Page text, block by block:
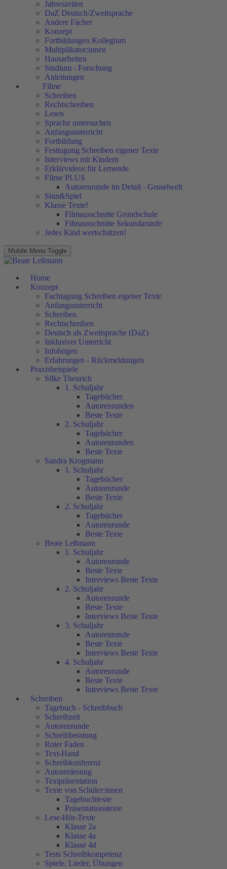
Jahreszeiten
DaZ Deutsch/Zweitsprache
Andere Fächer
Konzept
Fortbildungen Kollegium
Multiplikator:innen
Hausarbeiten
Studium - Forschung
Anleitungen
Filme
Schreiben
Rechtschreiben
Lesen
Sprache untersuchen
Anfangsunterricht
Fortbildung
Festtagung Schreiben eigener Texte
Interviews mit Kindern
Erklärvideos für Lernende
Filme PLUS
Autorenrunde im Detail - Gruselwelt
Sinn&Spiel
Klasse Texte!
Filmausschnitte Grundschule
Filmausschnitte Sekundarstufe
Jedes Kind wertschätzen!
Mobile Menu Toggle
Home
Konzept
Fachtagung Schreiben eigener Texte
Anfangsunterricht
Schreiben
Rechtschreiben
Deutsch als Zweitsprache (DaZ)
Inklusiver Unterricht
Infobögen
Erfahrungen - Rückmeldungen
Praxisbeispiele
Silke Theurich
1. Schuljahr
Tagebücher
Autorenrunden
Beste Texte
2. Schuljahr
Tagebücher
Autorenrunden
Beste Texte
Sandra Krogmann
1. Schuljahr
Tagebücher
Autorenrunde
Beste Texte
2. Schuljahr
Tagebücher
Autorenrunde
Beste Texte
Beate Leßmann
1. Schuljahr
Autorenrunde
Beste Texte
Interviews Beste Texte
2. Schuljahr
Autorenrunde
Beste Texte
Interviews Beste Texte
3. Schuljahr
Autorenrunde
Beste Texte
Interviews Beste Texte
4. Schuljahr
Autorenrunde
Beste Texte
Interviews Beste Texte
Schreiben
Tagebuch - Schreibbuch
Schreibzeit
Autorenrunde
Schreibberatung
Roter Faden
Text-Hand
Schreibkonferenz
Autorenlesung
Textpräsentation
Texte von Schüler:innen
Tagebuchtexte
Präsentationstexte
Lese-Hör-Texte
Klasse 2a
Klasse 4a
Klasse 4d
Tests Schreibkompetenz
Spiele, Lieder, Übungen